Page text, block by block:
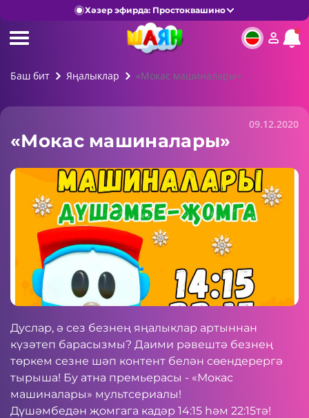
Хәзер эфирда: Простоквашино
Баш бит Яңалыклар «Мокас машиналары»
09.12.2020
«Мокас машиналары»
Дуслар, ә сез безнең яңалыклар артыннан
күзәтеп барасызмы? Даими рәвештә безнең
төркем сезне шәп контент белән сөендерергә
тырыша! Бу атна премьерасы - «Мокас
машиналары» мультсериалы!
Дүшәмбедән җомгага кадәр 14:15 һәм 22:15тә!